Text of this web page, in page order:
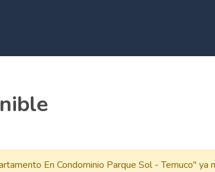
En Condominio Parque Sol - Temuco" ya